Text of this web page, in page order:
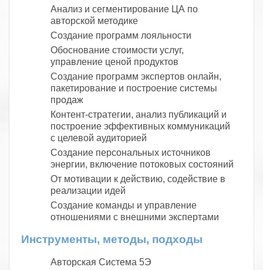
Анализ и сегментирование ЦА по
авторской методике
Создание программ лояльности
Обоснование стоимости услуг,
управление ценой продуктов
Создание программ экспертов онлайн,
пакетирование и построение системы
продаж
Контент-стратегии, анализ публикаций и
построение эффективных коммуникаций
с целевой аудиторией
Создание персональных источников
энергии, включение потоковых состояний
От мотивации к действию, содействие в
реализации идей
Создание команды и управление
отношениями с внешними экспертами
Инструменты, методы, подходы
Авторская Система 5Э